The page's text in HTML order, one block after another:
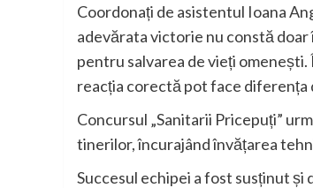
Coordonați de asistentul Ioana
adevărata victorie nu constă
pentru salvarea de vieți
reacția corectă pot face diferența
Concursul „Sanitarii Pricepuți”
tinerilor, încurajând învățarea
Succesul echipei a fost susținut